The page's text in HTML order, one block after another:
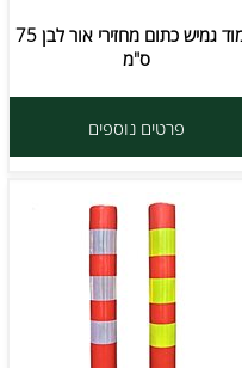
עמוד גמיש כתום מחזירי אור לבן 75
ס"מ
פרטים נוספים